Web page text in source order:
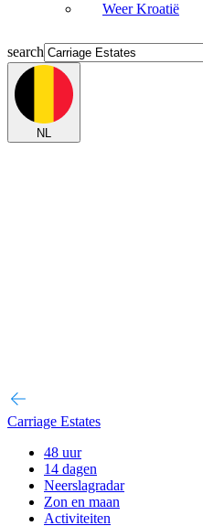
Weer Kroatië
search
NL
Carriage Estates
48 uur
14 dagen
Neerslagradar
Zon en maan
Activiteiten